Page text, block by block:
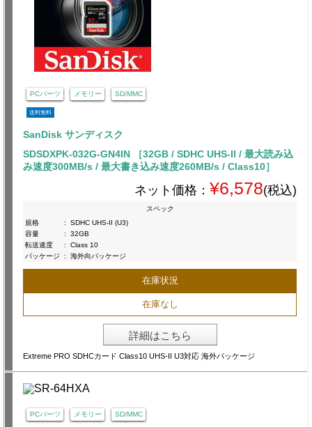
PCパーツ メモリー SD/MMC
送料無料
SanDisk サンディスク
SDSDXPK-032G-GN4IN ［32GB / SDHC UHS-II / 最大読み込
み速度300MB/s / 最大書き込み速度260MB/s / Class10］
ネット価格： ¥6,578(税込)
スペック
規格
:
SDHC UHS-II (U3)
容量
:
32GB
転送速度
:
Class 10
パッケージ
: 海外向パッケージ
在庫状況
在庫なし
詳細はこちら
Extreme PRO SDHCカード Class10 UHS-II U3対応 海外パッケージ
PCパーツ メモリー SD/MMC